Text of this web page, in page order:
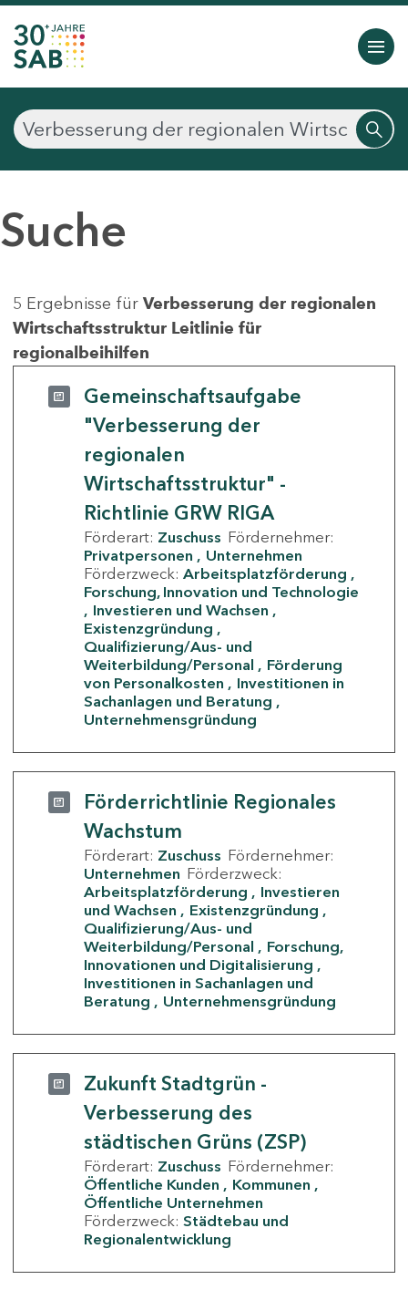
Suche
5 Ergebnisse für Verbesserung der regionalen
Wirtschaftsstruktur Leitlinie für
regionalbeihilfen
Gemeinschaftsaufgabe
"Verbesserung der
regionalen
Wirtschaftsstruktur" -
Richtlinie GRW RIGA
Förderart: Zuschuss Fördernehmer:
Privatpersonen
Unternehmen
Förderzweck: Arbeitsplatzförderung
Forschung, Innovation und Technologie
Investieren und Wachsen
Existenzgründung
Qualifizierung/Aus- und
Weiterbildung/Personal
Förderung
von Personalkosten
Investitionen in
Sachanlagen und Beratung
Unternehmensgründung
Förderrichtlinie Regionales
Wachstum
Förderart: Zuschuss Fördernehmer:
Unternehmen Förderzweck:
Arbeitsplatzförderung
Investieren
und Wachsen
Existenzgründung
Qualifizierung/Aus- und
Weiterbildung/Personal
Forschung,
Innovationen und Digitalisierung
Investitionen in Sachanlagen und
Beratung
Unternehmensgründung
Zukunft Stadtgrün -
Verbesserung des
städtischen Grüns (ZSP)
Förderart: Zuschuss Fördernehmer:
Öffentliche Kunden
Kommunen
Öffentliche Unternehmen
Förderzweck: Städtebau und
Regionalentwicklung